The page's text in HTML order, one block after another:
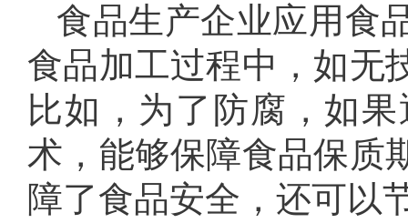
食品生产企业应用食
食品加工过程中，如无
比如，为了防腐，如
术，能够保障食品保质
障了食品安全，还可以